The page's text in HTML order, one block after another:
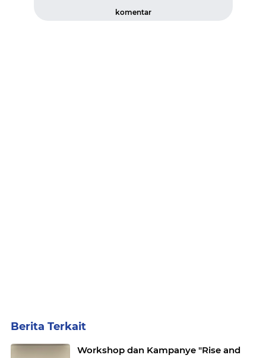
komentar
Berita Terkait
Workshop dan Kampanye "Rise and